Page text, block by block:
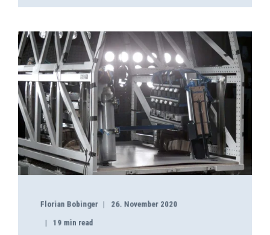
Florian Bobinger 26. November 2020
19 min read